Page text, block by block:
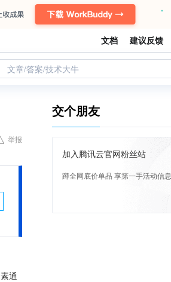
文档 建议反馈
文章/答案/技术大牛
举报
通
交个朋友
加入腾讯云官网粉丝站
蹲全网底价单品 享第一手活动信息